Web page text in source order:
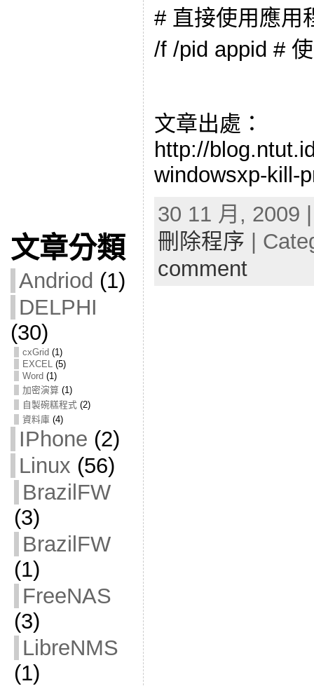
文章分類
Andriod (1)
DELPHI
(30)
cxGrid (1)
EXCEL(5)
Word (1)
加密演算(1)
自製碗糕程式(2)
資料庫(4)
IPhone (2)
Linux (56)
BrazilFW
(3)
BrazilFW
(1)
FreeNAS
(3)
LibreNMS
(1)
# 直接使用應用
/f /pid appid #
文章出處：
http://
windowsxp-kill-
30 11 月, 2009
刪除程序 |
comment